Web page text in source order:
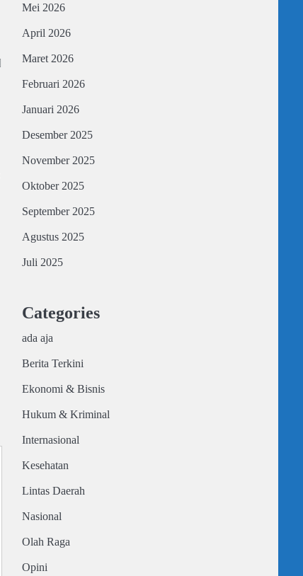
Mei 2026
April 2026
Maret 2026
Februari 2026
Januari 2026
Desember 2025
November 2025
Oktober 2025
September 2025
Agustus 2025
Juli 2025
Categories
ada aja
Berita Terkini
Ekonomi & Bisnis
Hukum & Kriminal
Internasional
Kesehatan
Lintas Daerah
Nasional
Olah Raga
Opini